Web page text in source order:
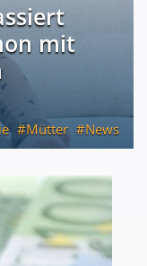
mit
Mütter News